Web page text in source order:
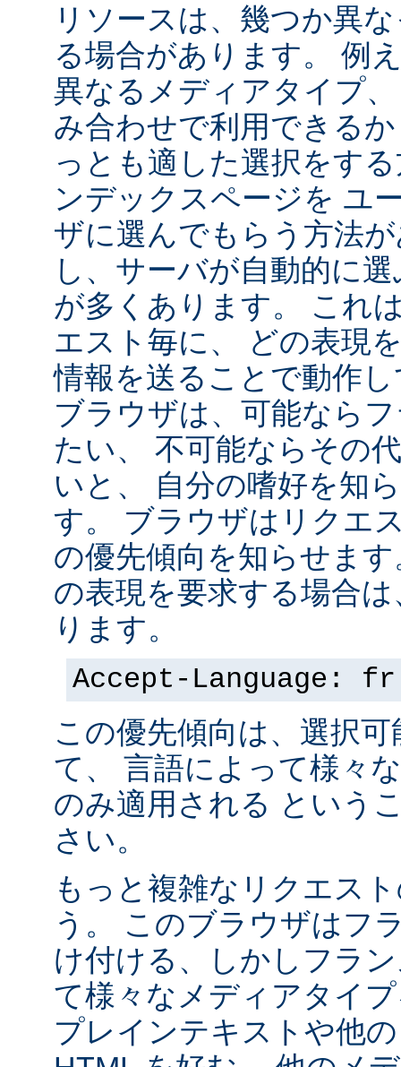
リソースは、幾つか異
る場合があります。 例
異なるメディアタイプ
み合わせで利用できる
っとも適した選択をす
ンデックスページを ユ
ザに選んでもらう方法
し、サーバが自動的に
が多くあります。 これ
エスト毎に、 どの表現
情報を送ることで動作
ブラウザは、可能なら
たい、 不可能ならその
いと、 自分の嗜好を知
す。 ブラウザはリクエ
の優先傾向を知らせま
の表現を要求する場合
ります。
Accept-Language: fr
この優先傾向は、選択
て、 言語によって様々
のみ適用される という
さい。
もっと複雑なリクエス
う。 このブラウザはフ
け付ける、しかしフラ
て様々なメディアタイ
プレインテキストや他